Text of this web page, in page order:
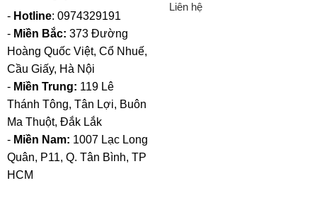
- Hotline: 0974329191
- Miền Bắc: 373 Đường
Hoàng Quốc Việt, Cổ Nhuế,
Cầu Giấy, Hà Nội
- Miền Trung: 119 Lê
Thánh Tông, Tân Lợi, Buôn
Ma Thuột, Đắk Lắk
- Miền Nam: 1007 Lạc Long
Quân, P11, Q. Tân Bình, TP
HCM
Liên hệ